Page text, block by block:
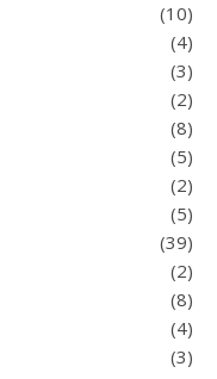
(10)
(4)
(3)
(2)
(8)
(5)
(2)
(5)
(39)
(2)
(8)
(4)
(3)